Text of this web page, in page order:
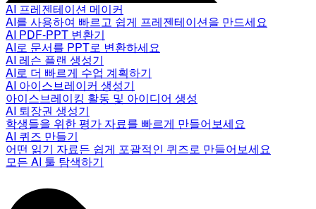
AI 프레젠테이션 메이커
AI를 사용하여 빠르고 쉽게 프레젠테이션을 만드세요
AI PDF-PPT 변환기
AI로 문서를 PPT로 변환하세요
AI 레슨 플랜 생성기
AI로 더 빠르게 수업 계획하기
AI 아이스브레이커 생성기
아이스브레이킹 활동 및 아이디어 생성
AI 퇴장권 생성기
학생들을 위한 평가 자료를 빠르게 만들어보세요
AI 퀴즈 만들기
어떤 읽기 자료든 쉽게 포괄적인 퀴즈로 만들어보세요
모든 AI 툴 탐색하기